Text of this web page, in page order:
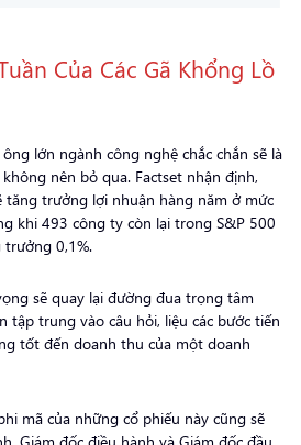
Của Các Gã Khổng Lồ
lớn ngành công nghệ chắc chắn sẽ là
nên bỏ qua. Factset nhận định,
tăng trưởng lợi nhuận hàng năm ở mức
khi 493 công ty còn lại trong S&P 500
0,1%.
sẽ quay lại đường đua trọng tâm
tập trung vào câu hỏi, liệu các bước tiến
tốt đến doanh thu của một doanh
mã của những cổ phiếu này cũng sẽ
Giám đốc điều hành và Giám đốc đầu